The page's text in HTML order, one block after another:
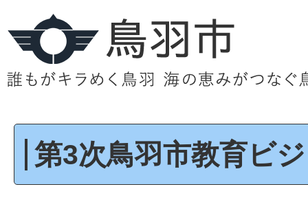
第3次鳥羽市教育ビ